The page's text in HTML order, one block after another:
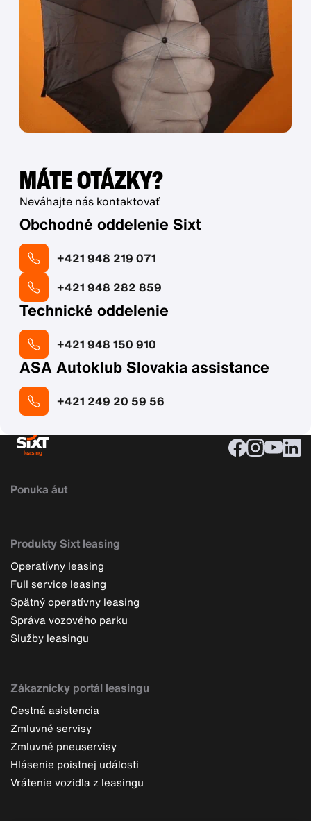
MÁTE OTÁZKY?
Neváhajte nás kontaktovať
Obchodné oddelenie Sixt
+421 948 219 071
+421 948 282 859
Technické oddelenie
+421 948 150 910
ASA Autoklub Slovakia assistance
+421 249 20 59 56
Ponuka áut
Produkty Sixt leasing
Operatívny leasing
Full service leasing
Spätný operatívny leasing
Správa vozového parku
Služby leasingu
Zákaznícky portál leasingu
Cestná asistencia
Zmluvné servisy
Zmluvné pneuservisy
Hlásenie poistnej události
Vrátenie vozidla z leasingu